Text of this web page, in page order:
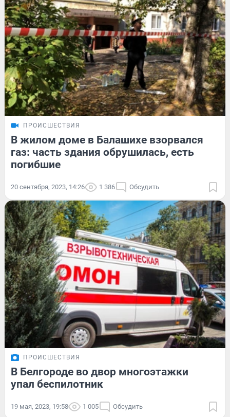
ПРОИСШЕСТВИЯ
В жилом доме в Балашихе взорвался
газ: часть здания обрушилась, есть
погибшие
20 сентября, 2023, 14:26 1 386 Обсудить
ПРОИСШЕСТВИЯ
В Белгороде во двор многоэтажки
упал беспилотник
19 мая, 2023, 19:58 1 005 Обсудить